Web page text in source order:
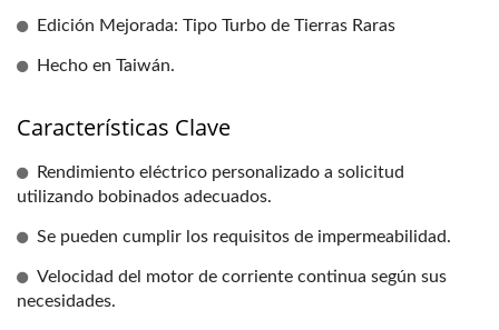
Edición Mejorada: Tipo Turbo de Tierras Raras
Hecho en Taiwán.
Características Clave
Rendimiento eléctrico personalizado a solicitud
utilizando bobinados adecuados.
Se pueden cumplir los requisitos de impermeabilidad.
Velocidad del motor de corriente continua según sus
necesidades.